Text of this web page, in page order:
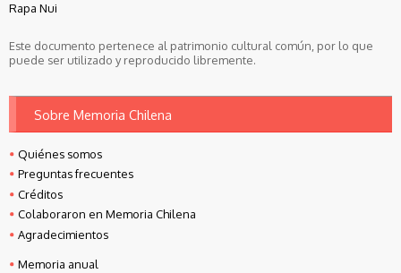
Rapa Nui
Este documento pertenece al patrimonio cultural común, por lo que
puede ser utilizado y reproducido libremente.
Sobre Memoria Chilena
Quiénes somos
Preguntas frecuentes
Créditos
Colaboraron en Memoria Chilena
Agradecimientos
Memoria anual